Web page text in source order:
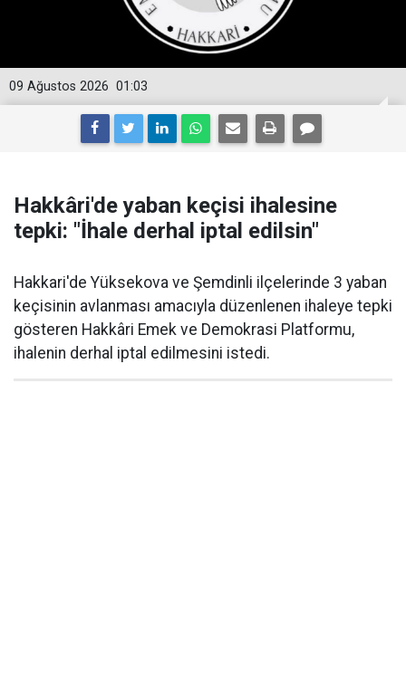
01:03
09 Ağustos 2026
Hakkâri'de yaban keçisi ihalesine
tepki: "İhale derhal iptal edilsin"
Hakkari'de Yüksekova ve Şemdinli ilçelerinde 3 yaban
keçisinin avlanması amacıyla düzenlenen ihaleye tepki
gösteren Hakkâri Emek ve Demokrasi Platformu,
ihalenin derhal iptal edilmesini istedi.